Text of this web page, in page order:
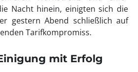
Nacht hinein, einigten sich die
gestern Abend schließlich auf
Tarifkompromiss.
mit Erfolg